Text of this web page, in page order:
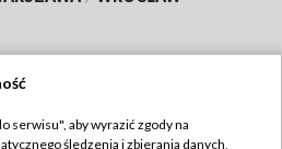
serwisu", aby wyrazić zgody na
śledzenia i zbierania danych,